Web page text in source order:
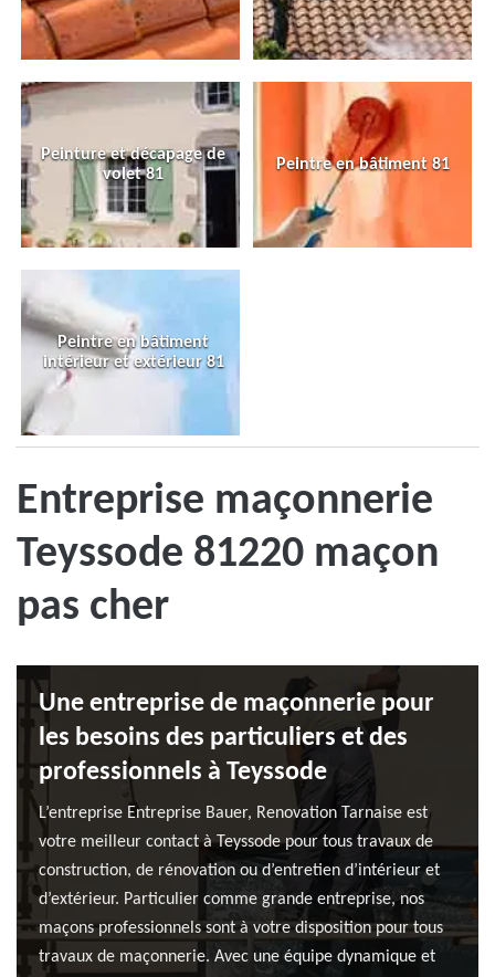
Peinture et décapage de
volet 81
Peintre en bâtiment 81
Peintre en bâtiment
intérieur et extérieur 81
Entreprise maçonnerie
Teyssode 81220 maçon
pas cher
Une entreprise de maçonnerie pour
les besoins des particuliers et des
professionnels à Teyssode
L’entreprise Entreprise Bauer, Renovation Tarnaise est
votre meilleur contact à Teyssode pour tous travaux de
construction, de rénovation ou d’entretien d’intérieur et
d’extérieur. Particulier comme grande entreprise, nos
maçons professionnels sont à votre disposition pour tous
travaux de maçonnerie. Avec une équipe dynamique et